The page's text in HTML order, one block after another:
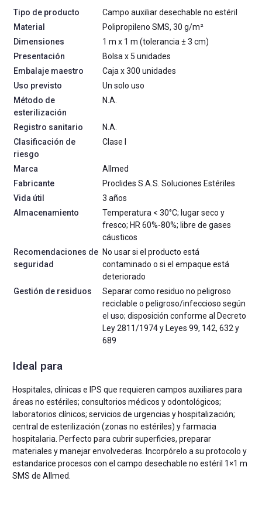
Tipo de producto
Campo auxiliar desechable no estéril
Material
Polipropileno SMS, 30 g/m²
Dimensiones
1 m x 1 m (tolerancia ± 3 cm)
Presentación
Bolsa x 5 unidades
Embalaje maestro
Caja x 300 unidades
Uso previsto
Un solo uso
Método de
esterilización
N.A.
Registro sanitario
N.A.
Clasificación de
riesgo
Clase I
Marca
Allmed
Fabricante
Proclides S.A.S. Soluciones Estériles
Vida útil
3 años
Almacenamiento
Temperatura < 30°C; lugar seco y
fresco; HR 60%-80%; libre de gases
cáusticos
Recomendaciones de
seguridad
No usar si el producto está
contaminado o si el empaque está
deteriorado
Gestión de residuos
Separar como residuo no peligroso
reciclable o peligroso/infeccioso según
el uso; disposición conforme al Decreto
Ley 2811/1974 y Leyes 99, 142, 632 y
689
Ideal para
Hospitales, clínicas e IPS que requieren campos auxiliares para
áreas no estériles; consultorios médicos y odontológicos;
laboratorios clínicos; servicios de urgencias y hospitalización;
central de esterilización (zonas no estériles) y farmacia
hospitalaria. Perfecto para cubrir superficies, preparar
materiales y manejar envolvederas. Incorpórelo a su protocolo y
estandarice procesos con el campo desechable no estéril 1×1 m
SMS de Allmed.